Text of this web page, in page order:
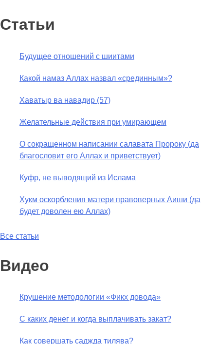
Статьи
Будущее отношений с шиитами
Какой намаз Аллах назвал «срединным»?
Хаватыр ва навадир (57)
Желательные действия при умирающем
О сокращенном написании салавата Пророку (да
благословит его Аллах и приветствует)
Куфр, не выводящий из Ислама
Хукм оскорбления матери правоверных Аиши (да
будет доволен ею Аллах)
Все статьи
Видео
Крушение методологии «Фикх довода»
С каких денег и когда выплачивать закат?
Как совершать саджда тилява?